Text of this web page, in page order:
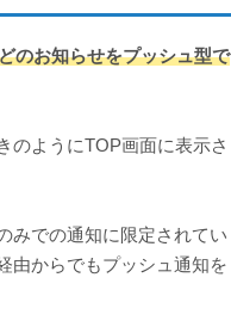
のお知らせをプッシュ型で
のようにTOP画面に表示さ
みでの通知に限定されてい
由からでもプッシュ通知を